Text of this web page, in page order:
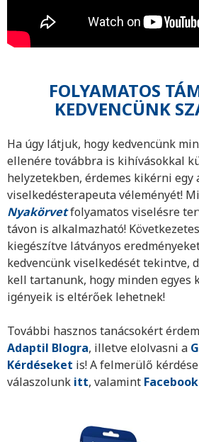
FOLYAMATOS
KEDVENCÜNK
Ha úgy látjuk, hogy kedvencünk
ellenére továbbra is kihívásokkal
helyzetekben, érdemes kikérni egy
viselkedésterapeuta véleményét!
Nyakörvetfolyamatos viselésre
távon is alkalmazható!
kiegészítve látványos
kedvencünk viselkedését tekintve,
kell tartanunk, hogy minden egyes
igényeik is eltérőek lehetnek!
További hasznos tanácsokért
Adaptil Blogra, illetve elolvasni a
Kérdéseket is! A felmerülő
válaszolunk itt, valamint